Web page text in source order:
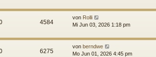
4584
von Rolli
Mi Jun 03, 2026 1:18 pm
6275
von berndwe
Mo Jun 01, 2026 4:45 pm